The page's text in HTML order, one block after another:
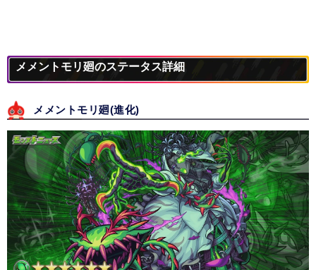
メメントモリ廻のステータス詳細
メメントモリ廻(進化)